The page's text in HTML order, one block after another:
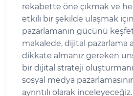
rekabette öne çıkmak ve
etkili bir şekilde ulaşmak
pazarlamanın gücünü
makalede, dijital pazarlama
dikkate almanız gereken
bir dijital strateji
sosyal medya
ayrıntılı olarak inceleyeceğiz.